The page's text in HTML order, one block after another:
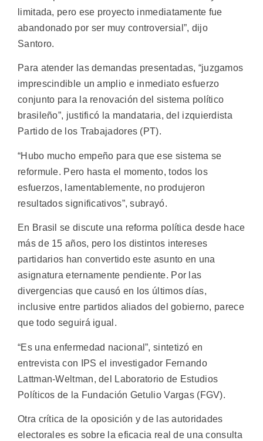
limitada, pero ese proyecto inmediatamente fue
abandonado por ser muy controversial”, dijo
Santoro.
Para atender las demandas presentadas, “juzgamos
imprescindible un amplio e inmediato esfuerzo
conjunto para la renovación del sistema político
brasileño”, justificó la mandataria, del izquierdista
Partido de los Trabajadores (PT).
“Hubo mucho empeño para que ese sistema se
reformule. Pero hasta el momento, todos los
esfuerzos, lamentablemente, no produjeron
resultados significativos”, subrayó.
En Brasil se discute una reforma política desde hace
más de 15 años, pero los distintos intereses
partidarios han convertido este asunto en una
asignatura eternamente pendiente. Por las
divergencias que causó en los últimos días,
inclusive entre partidos aliados del gobierno, parece
que todo seguirá igual.
“Es una enfermedad nacional”, sintetizó en
entrevista con IPS el investigador Fernando
Lattman-Weltman, del Laboratorio de Estudios
Políticos de la Fundación Getulio Vargas (FGV).
Otra crítica de la oposición y de las autoridades
electorales es sobre la eficacia real de una consulta